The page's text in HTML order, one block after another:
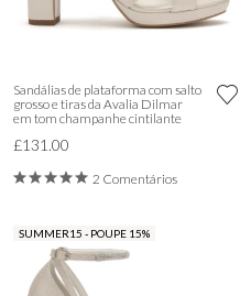
Sandálias de plataforma com salto
grosso e tiras da Avalia Dilmar
em tom champanhe cintilante
£131.00
2 Comentários
SUMMER15 - POUPE 15%